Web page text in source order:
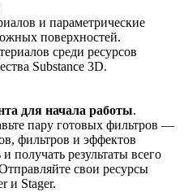
и параметрические
поверхностей.
среди ресурсов
Substance 3D.
для начала работы.
пару готовых фильтров —
фильтров и эффектов
получать результаты всего
свои ресурсы
и Stager.